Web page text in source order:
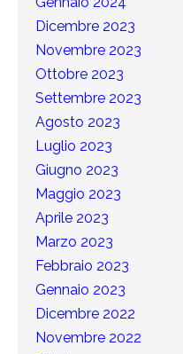
Dicembre 2023
Novembre 2023
Ottobre 2023
Settembre 2023
Agosto 2023
Luglio 2023
Giugno 2023
Maggio 2023
Aprile 2023
Marzo 2023
Febbraio 2023
Gennaio 2023
Dicembre 2022
Novembre 2022